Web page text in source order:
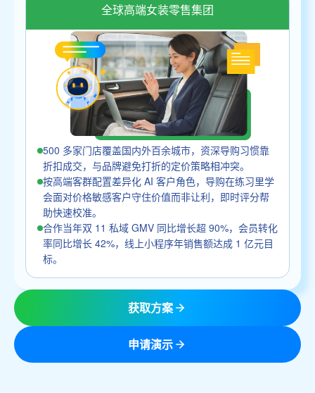
全球高端女装零售集团
500 多家门店覆盖国内外百余城市，资深导购习惯靠
折扣成交，与品牌避免打折的定价策略相冲突。
按高端客群配置差异化 AI 客户角色，导购在练习里学
会面对价格敏感客户守住价值而非让利，即时评分帮
助快速校准。
合作当年双 11 私域 GMV 同比增长超 90%，会员转化
率同比增长 42%，线上小程序年销售额达成 1 亿元目
标。
获取方案
申请演示